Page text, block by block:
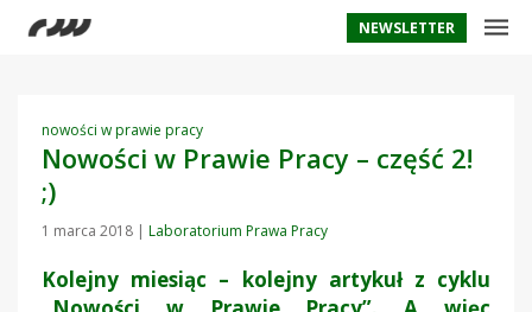
NEWSLETTER
nowości w prawie pracy
Nowości w Prawie Pracy – część 2!
;)
1 marca 2018 | Laboratorium Prawa Pracy
Kolejny miesiąc – kolejny artykuł z cyklu